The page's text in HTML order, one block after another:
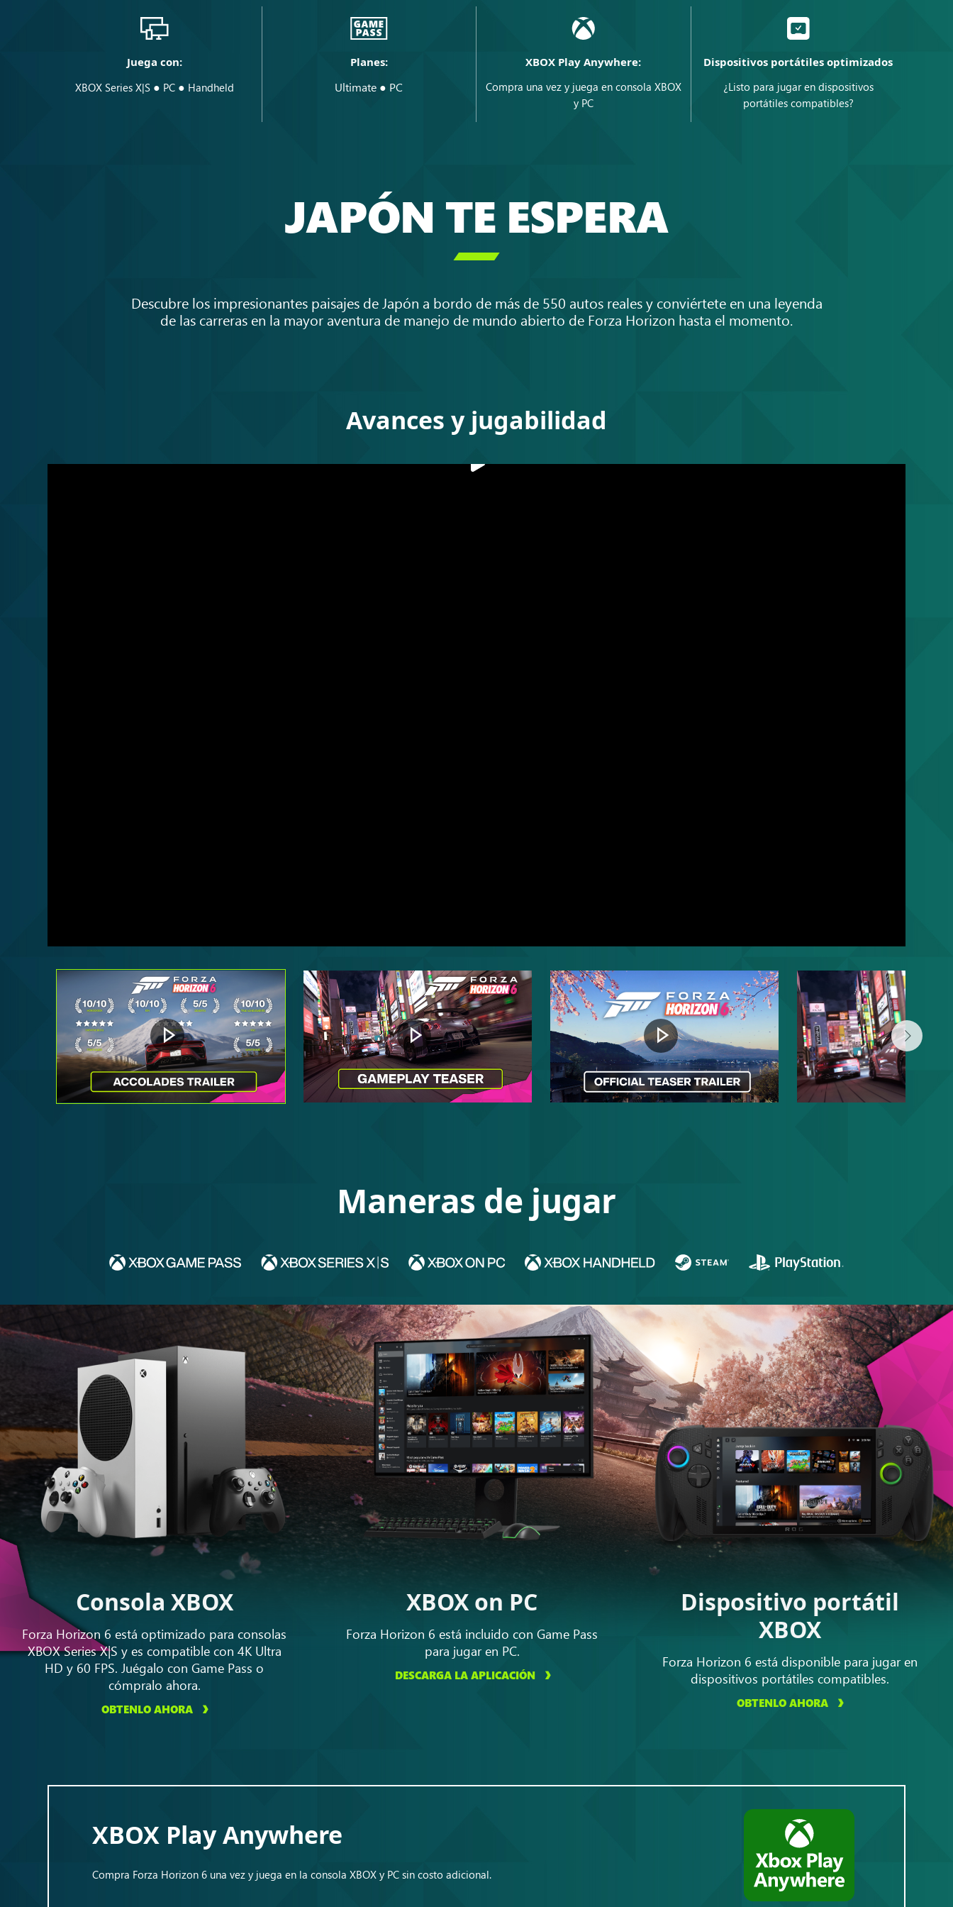
Juega con:
XBOX Series X|S ● PC ● Handheld
Planes:
Ultimate ● PC
XBOX Play Anywhere:
Compra una vez y juega en consola XBOX
y PC
Dispositivos portátiles optimizados
¿Listo para jugar en dispositivos
portátiles compatibles?
JAPÓN TE ESPERA

Descubre los impresionantes paisajes de Japón a bordo de más de 550 autos reales y conviértete en una leyenda
de las carreras en la mayor aventura de manejo de mundo abierto de Forza Horizon hasta el momento.
Avances y jugabilidad
Reproducir Reproducir Reproducir
Maneras de jugar
Consola XBOX
Forza Horizon 6 está optimizado para consolas
XBOX Series X|S y es compatible con 4K Ultra
HD y 60 FPS. Juégalo con Game Pass o
cómpralo ahora.
OBTENLO AHORA
XBOX on PC
Forza Horizon 6 está incluido con Game Pass
para jugar en PC.
DESCARGA LA APLICACIÓN
Dispositivo portátil
XBOX
Forza Horizon 6 está disponible para jugar en
dispositivos portátiles compatibles.
OBTENLO AHORA
XBOX Play Anywhere
Compra Forza Horizon 6 una vez y juega en la consola XBOX y PC sin costo adicional.